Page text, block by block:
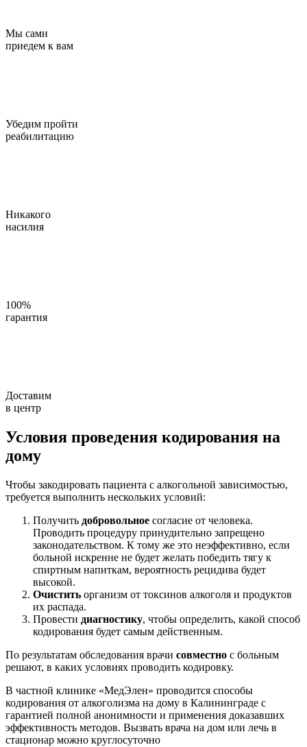
Мы сами
приедем к вам
Убедим пройти
реабилитацию
Никакого
насилия
100%
гарантия
Доставим
в центр
Условия проведения кодирования на
дому
Чтобы закодировать пациента с алкогольной зависимостью,
требуется выполнить нескольких условий:
Получить добровольное согласие от человека.
Проводить процедуру принудительно запрещено
законодательством. К тому же это неэффективно, если
больной искренне не будет желать победить тягу к
спиртным напиткам, вероятность рецидива будет
высокой.
Очистить организм от токсинов алкоголя и продуктов
их распада.
Провести диагностику, чтобы определить, какой способ
кодирования будет самым действенным.
По результатам обследования врачи совместно с больным
решают, в каких условиях проводить кодировку.
В частной клинике «МедЭлен» проводится способы
кодирования от алкоголизма на дому в Калининграде с
гарантией полной анонимности и применения доказавших
эффективность методов. Вызвать врача на дом или лечь в
стационар можно круглосуточно